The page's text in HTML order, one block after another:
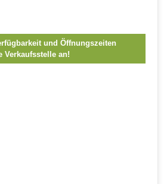
und Öffnungszeiten
Verkaufsstelle an!